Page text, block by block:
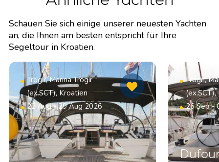
Schauen Sie sich einige unserer neuesten Yachten
an, die Ihnen am besten entspricht für Ihre
Segeltour in Kroatien.
Trogir, Marina Trogir
(ex.SCT), Kroatien
22 Aug - 29 Aug 2026
Trogir,
26 Sep -